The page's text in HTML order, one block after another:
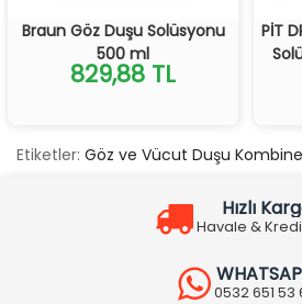
Braun Göz Duşu Solüsyonu
500 ml
829,88 TL
PİT
Etiketler: Göz ve Vücut Duşu
Hızlı
Havale & Kredi
0532 651 53